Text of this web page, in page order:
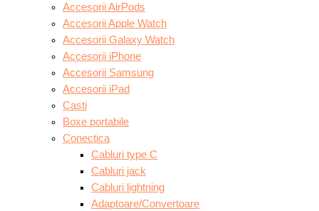
Accesorii AirPods
Accesorii Apple Watch
Accesorii Galaxy Watch
Accesorii iPhone
Accesorii Samsung
Accesorii iPad
Casti
Boxe portabile
Conectica
Cabluri type C
Cabluri jack
Cabluri lightning
Adaptoare/Convertoare